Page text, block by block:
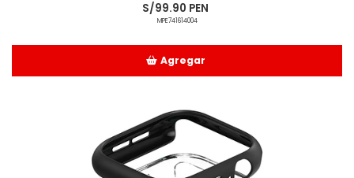
S/99.90 PEN
MPE741614004
Agregar